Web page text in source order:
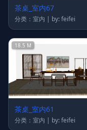
茶桌_室内67
分类：室内 | by: feifei
18.5 M
茶桌_室内61
分类：室内 | by: feifei